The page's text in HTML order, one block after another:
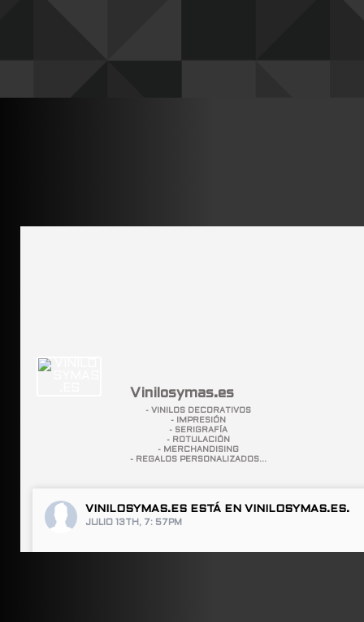
Vinilosymas.es
- VINILOS DECORATIVOS
- IMPRESIÓN
- SERIGRAFÍA
- ROTULACIÓN
- MERCHANDISING
- REGALOS PERSONALIZADOS...
VINILOSYMAS.ES ESTÁ EN VINILOSYMAS.ES.
JULIO 13TH, 7: 57PM